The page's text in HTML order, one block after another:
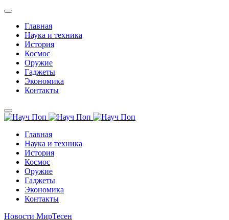
Главная
Наука и техника
История
Космос
Оружие
Гаджеты
Экономика
Контакты
Главная
Наука и техника
История
Космос
Оружие
Гаджеты
Экономика
Контакты
Новости МирТесен